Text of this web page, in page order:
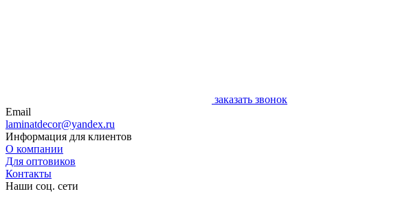
заказать звонок
Email
laminatdecor@yandex.ru
Информация для клиентов
О компании
Для оптовиков
Контакты
Наши соц. сети